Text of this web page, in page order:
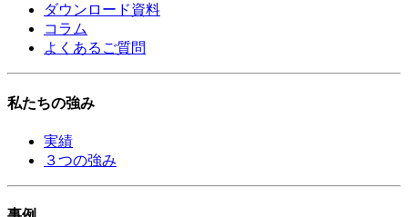
ダウンロード資料
コラム
よくあるご質問
私たちの強み
実績
３つの強み